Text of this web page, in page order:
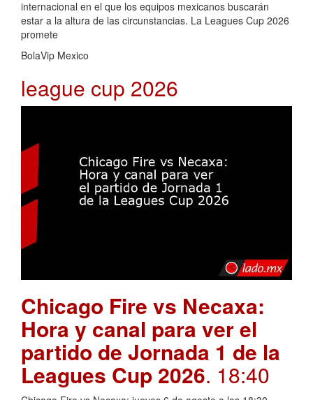
internacional en el que los equipos mexicanos buscarán
estar a la altura de las circunstancias. La Leagues Cup 2026
promete
BolaVip Mexico
league cup 2026
Chicago Fire vs Necaxa:
Hora y canal para ver el
partido de Jornada 1 de la
Leagues Cup 2026. 18:40